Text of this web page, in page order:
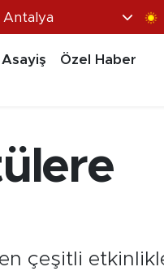
Antalya
Asayiş
Özel Haber
çeşitli